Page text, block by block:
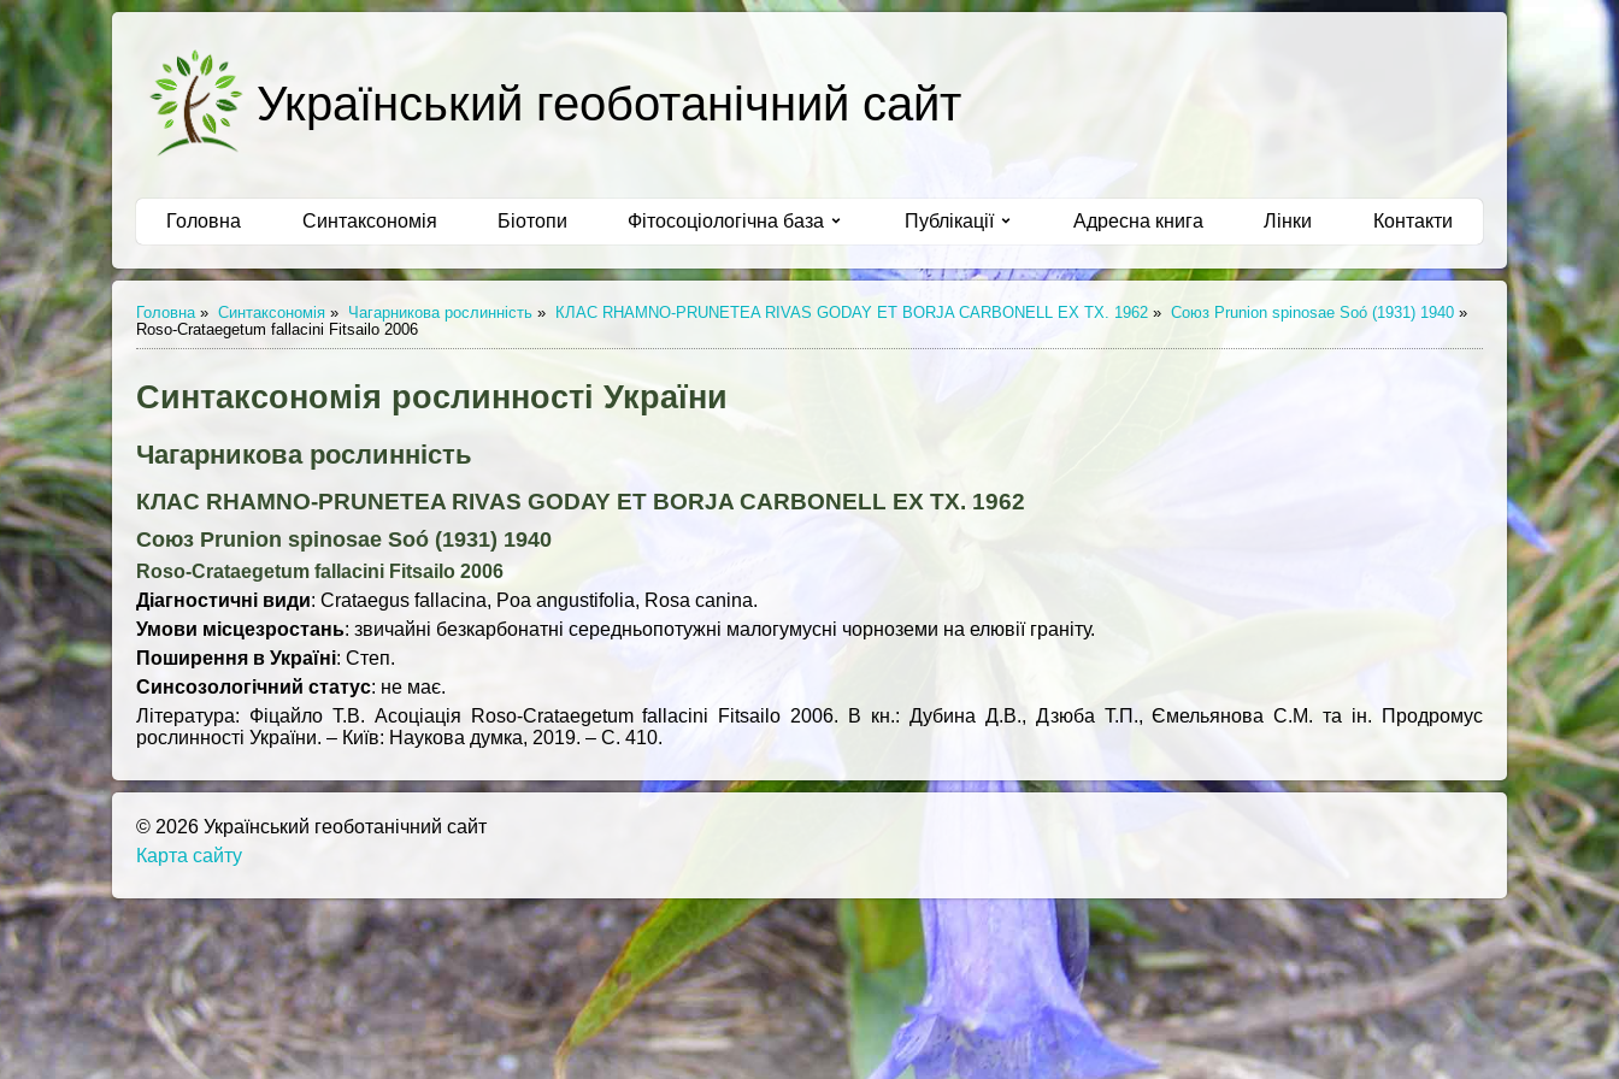
Український геоботанічний сайт
Головна Синтаксономія Біотопи Фітосоціологічна база Публікації Адресна книга Лінки Контакти
Головна » Синтаксономія » Чагарникова рослинність » КЛАС RHAMNO-PRUNETEA RIVAS GODAY ET BORJA CARBONELL EX TX. 1962 » Союз Prunion spinosae Soó (1931) 1940 »
Roso-Crataegetum fallacini Fitsailo 2006
Синтаксономія рослинності України
Чагарникова рослинність
КЛАС RHAMNO-PRUNETEA RIVAS GODAY ET BORJA CARBONELL EX TX. 1962
Союз Prunion spinosae Soó (1931) 1940
Roso-Crataegetum fallacini Fitsailo 2006
Діагностичні види: Crataegus fallacina, Poa angustifolia, Rosa canina.
Умови місцезростань: звичайні безкарбонатні середньопотужні малогумусні чорноземи на елювії граніту.
Поширення в Україні: Степ.
Синсозологічний статус: не має.
Література: Фіцайло Т.В. Асоціація Roso-Crataegetum fallacini Fitsailo 2006. В кн.: Дубина Д.В., Дзюба Т.П., Ємельянова С.М. та ін. Продромус
рослинності України. – Київ: Наукова думка, 2019. – С. 410.
© 2026 Український геоботанічний сайт
Карта сайту